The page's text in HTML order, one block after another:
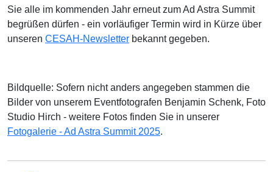
Sie alle im kommenden Jahr erneut zum Ad Astra Summit
begrüßen dürfen - ein vorläufiger Termin wird in Kürze über
unseren CESAH-Newsletter bekannt gegeben.
Bildquelle: Sofern nicht anders angegeben stammen die
Bilder von unserem Eventfotografen Benjamin Schenk, Foto
Studio Hirch - weitere Fotos finden Sie in unserer
Fotogalerie - Ad Astra Summit 2025.